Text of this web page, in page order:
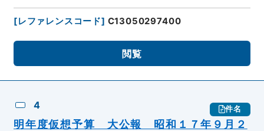
[レファレンスコード] C13050297400
閲覧
4 件名
明年度仮想予算 大公報 昭和１７年９月２